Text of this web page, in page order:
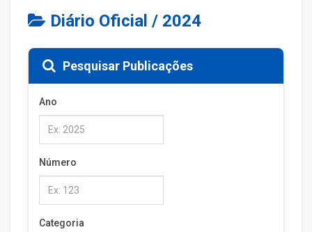
Diário Oficial / 2024
Pesquisar Publicações
Ano
Número
Categoria